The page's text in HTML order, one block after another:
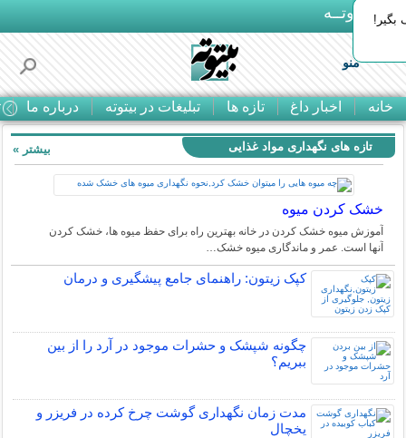
بـیتوتــه
منو
خانه اخبار داغ تازه ها تبلیغات در بیتوته درباره ما
تازه های نگهداری مواد غذایی
خشک کردن میوه
آموزش میوه خشک کردن در خانه بهترین راه برای حفظ میوه ها، خشک کردن
آنها است. عمر و ماندگاری میوه خشک…
کپک زیتون: راهنمای جامع پیشگیری و درمان
چگونه شپشک و حشرات موجود در آرد را از بین
ببریم؟
مدت زمان نگهداری گوشت چرخ کرده در فریزر و
یخچال
بیشتر »